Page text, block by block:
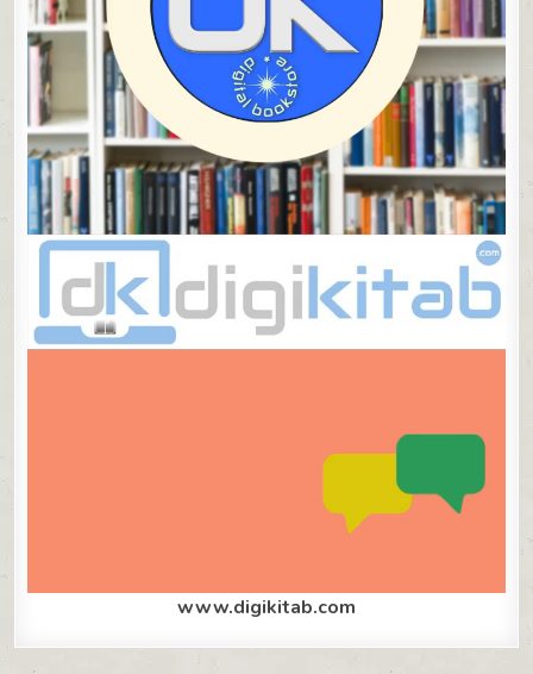
www.digikitab.com